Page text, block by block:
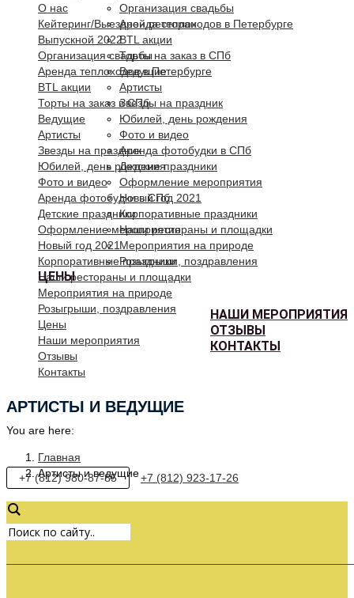
Организация свадьбы
Аренда теплоходов в Петербурге
BTL акции
Торты на заказ в СПб
Ведущие
Артисты
Звезды на праздник
Юбилей, день рождения
Фото и видео
Аренда фотобудки в СПб
Детские праздники
Оформление мероприятия
Новый год 2021
Корпоративные праздники
Наши рестораны и площадки
Мероприятия на природе
Розыгрыши, поздравления
ЦЕНЫ
НАШИ МЕРОПРИЯТИЯ
ОТЗЫВЫ
КОНТАКТЫ
О нас
Кейтеринг/Выездной ресторан
Выпускной 2022
Организация свадьбы
Аренда теплоходов в Петербурге
BTL акции
Торты на заказ в СПб
Ведущие
Артисты
Звезды на праздник
Юбилей, день рождения
Фото и видео
Аренда фотобудки в СПб
Детские праздники
Оформление мероприятия
Новый год 2021
Корпоративные праздники
Наши рестораны и площадки
Мероприятия на природе
Розыгрыши, поздравления
Цены
Наши мероприятия
Отзывы
Контакты
АРТИСТЫ И ВЕДУЩИЕ
You are here:
Главная
Артисты и ведущие
+7 (812) 980-87-85 +7 (812) 923-17-26